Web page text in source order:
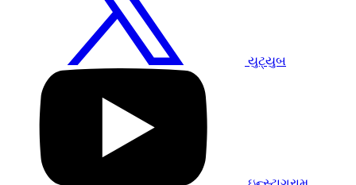
યુટ્યુબ